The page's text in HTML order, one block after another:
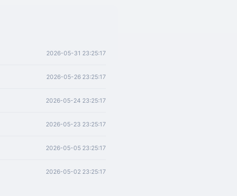
2026-05-31 23:25:17
2026-05-26 23:25:17
2026-05-24 23:25:17
2026-05-23 23:25:17
2026-05-05 23:25:17
2026-05-02 23:25:17